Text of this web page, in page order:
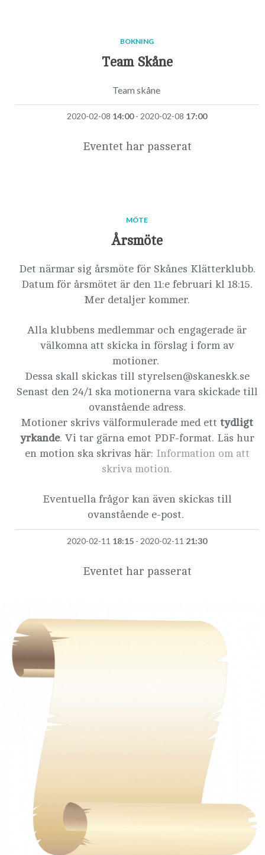
BOKNING
Team Skåne
Team skåne
2020-02-08 14:00- 2020-02-08 17:00
Eventet har passerat
MÖTE
Årsmöte
Det närmar sig årsmöte för Skånes Klätterklubb.
Datum för årsmötet är den 11:e februari kl 18:15.
Mer detaljer kommer.
Alla klubbens medlemmar och engagerade är
välkomna att skicka in förslag i form av
motioner.
Dessa skall skickas till styrelsen@skaneskk.se
Senast den 24/1 ska motionerna vara skickade till
ovanstående adress.
Motioner skrivs välformulerade med ett tydligt
yrkande. Vi tar gärna emot PDF-format. Läs hur
en motion ska skrivas här: Information om att
skriva motion.
Eventuella frågor kan även skickas till
ovanstående e-post.
2020-02-11 18:15 - 2020-02-11 21:30
Eventet har passerat